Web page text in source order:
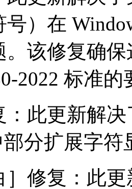
号）在
。该修复确
2022 标准的
更新解决
部分扩展字
复：此更